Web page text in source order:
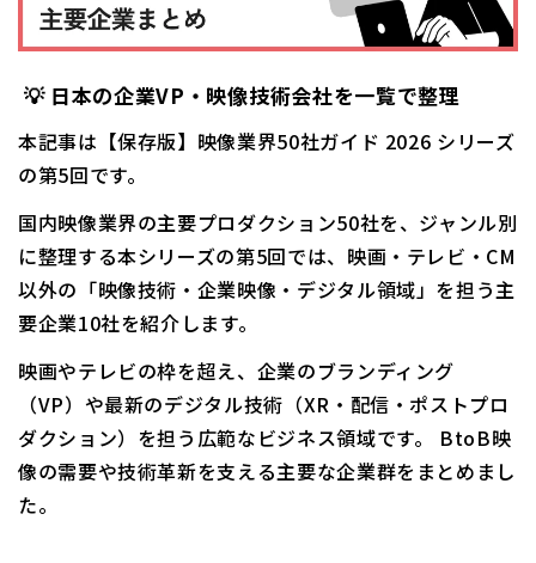
💡日本の企業VP・映像技術会社を一覧で整理
本記事は【保存版】映像業界50社ガイド 2026 シリーズ
の第5回です。
国内映像業界の主要プロダクション50社を、ジャンル別
に整理する本シリーズの第5回では、映画・テレビ・CM
以外の「映像技術・企業映像・デジタル領域」を担う主
要企業10社を紹介します。
映画やテレビの枠を超え、企業のブランディング
（VP）や最新のデジタル技術（XR・配信・ポストプロ
ダクション）を担う広範なビジネス領域です。 BtoB映
像の需要や技術革新を支える主要な企業群をまとめまし
た。